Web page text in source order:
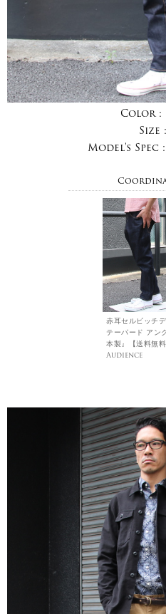
Color :
Size :
Model's Spec :
赤耳セルビッチ
テーパード アン
本製』【送料無
Audience